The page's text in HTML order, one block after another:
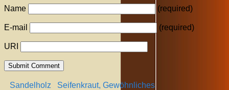
Name (required)
E-mail (required)
URI
Sandelholz Seifenkraut, Gewöhnliches